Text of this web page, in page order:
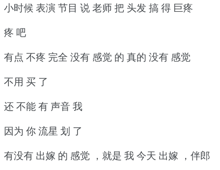
小时候 表演 节目 说 老师 把 头发 搞 得 巨疼
疼 吧
有点 不疼 完全 没有 感觉 的 真的 没有 感觉
不用 买 了
还 不能 有 声音 我
因为 你 流星 划 了
有没有 出嫁 的 感觉 ，就是 我 今天 出嫁 ，伴郎